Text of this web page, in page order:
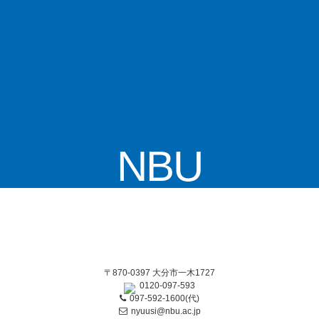
NBU
〒870-0397 大分市一木1727
0120-097-593
097-592-1600(代)
nyuusi@nbu.ac.jp